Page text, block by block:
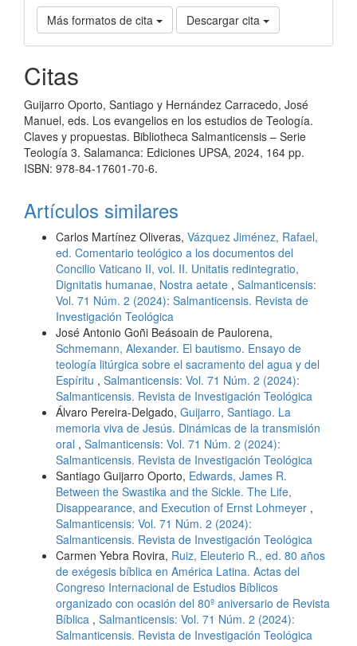
Más formatos de cita Descargar cita
Citas
Guijarro Oporto, Santiago y Hernández Carracedo, José
Manuel, eds. Los evangelios en los estudios de Teología.
Claves y propuestas. Bibliotheca Salmanticensis – Serie
Teología 3. Salamanca: Ediciones UPSA, 2024, 164 pp.
ISBN: 978-84-17601-70-6.
Artículos similares
Carlos Martínez Oliveras, Vázquez Jiménez, Rafael,
ed. Comentario teológico a los documentos del
Concilio Vaticano II, vol. II. Unitatis redintegratio,
Dignitatis humanae, Nostra aetate , Salmanticensis:
Vol. 71 Núm. 2 (2024): Salmanticensis. Revista de
Investigación Teológica
José Antonio Goñi Beásoain de Paulorena,
Schmemann, Alexander. El bautismo. Ensayo de
teología litúrgica sobre el sacramento del agua y del
Espíritu , Salmanticensis: Vol. 71 Núm. 2 (2024):
Salmanticensis. Revista de Investigación Teológica
Álvaro Pereira-Delgado, Guijarro, Santiago. La
memoria viva de Jesús. Dinámicas de la transmisión
oral , Salmanticensis: Vol. 71 Núm. 2 (2024):
Salmanticensis. Revista de Investigación Teológica
Santiago Guijarro Oporto, Edwards, James R.
Between the Swastika and the Sickle. The Life,
Disappearance, and Execution of Ernst Lohmeyer ,
Salmanticensis: Vol. 71 Núm. 2 (2024):
Salmanticensis. Revista de Investigación Teológica
Carmen Yebra Rovira, Ruiz, Eleuterio R., ed. 80 años
de exégesis bíblica en América Latina. Actas del
Congreso Internacional de Estudios Bíblicos
organizado con ocasión del 80º aniversario de Revista
Bíblica , Salmanticensis: Vol. 71 Núm. 2 (2024):
Salmanticensis. Revista de Investigación Teológica